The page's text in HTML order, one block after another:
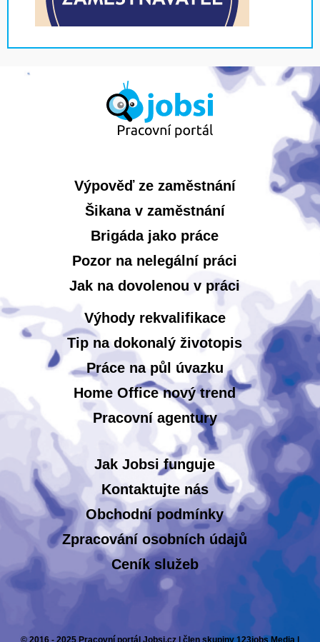
Výpověď ze zaměstnání
Šikana v zaměstnání
Brigáda jako práce
Pozor na nelegální práci
Jak na dovolenou v práci
Výhody rekvalifikace
Tip na dokonalý životopis
Práce na půl úvazku
Home Office nový trend
Pracovní agentury
Jak Jobsi funguje
Kontaktujte nás
Obchodní podmínky
Zpracování osobních údajů
Ceník služeb
© 2016 - 2025 Pracovní portál Jobsi.cz | člen skupiny 123jobs Media |